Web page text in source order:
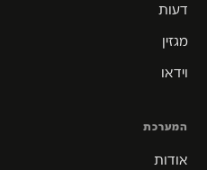
דעות
מגזין
וידאו
המערכת
אודות